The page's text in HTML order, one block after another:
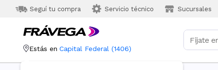
Seguí tu compra Servicio técnico Sucursales
Estás en Capital Federal (1406)